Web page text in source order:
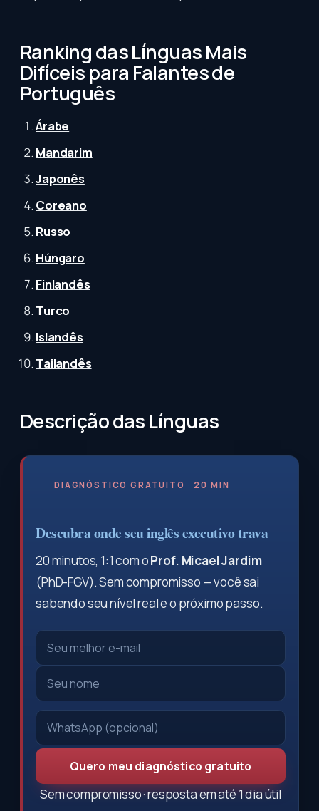
Ranking das Línguas Mais
Difíceis para Falantes de
Português
Árabe
Mandarim
Japonês
Coreano
Russo
Húngaro
Finlandês
Turco
Islandês
Tailandês
Descrição das Línguas
DIAGNÓSTICO GRATUITO · 20 MIN
Descubra onde seu inglês executivo trava
20 minutos, 1:1 com oProf. Micael Jardim
(PhD-FGV). Sem compromisso — você sai
sabendo seu nível real e o próximo passo.
Quero meu diagnóstico gratuito
Sem compromisso · resposta em até 1 dia útil